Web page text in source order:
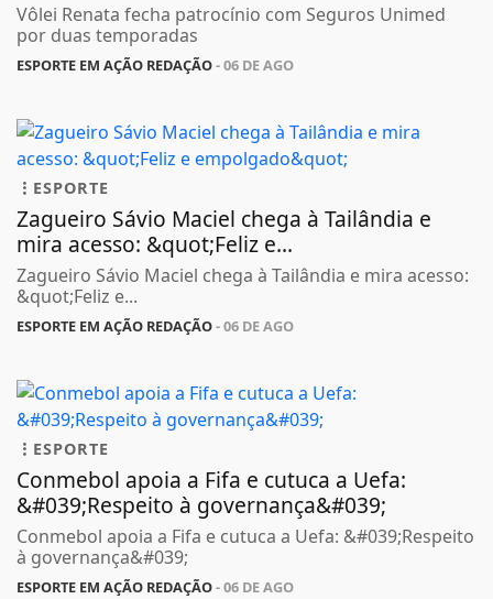
Vôlei Renata fecha patrocínio com Seguros Unimed
por duas temporadas
ESPORTE EM AÇÃO REDAÇÃO- 06 DE AGO
ESPORTE
Zagueiro Sávio Maciel chega à Tailândia e
mira acesso: &quot;Feliz e...
Zagueiro Sávio Maciel chega à Tailândia e mira acesso:
&quot;Feliz e...
ESPORTE EM AÇÃO REDAÇÃO- 06 DE AGO
ESPORTE
Conmebol apoia a Fifa e cutuca a Uefa:
&#039;Respeito à governança&#039;
Conmebol apoia a Fifa e cutuca a Uefa: &#039;Respeito
à governança&#039;
ESPORTE EM AÇÃO REDAÇÃO- 06 DE AGO